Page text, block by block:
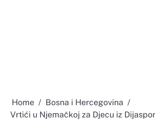
Home
Bosna i Hercegovina
Vrtići u Njemačkoj za Djecu iz